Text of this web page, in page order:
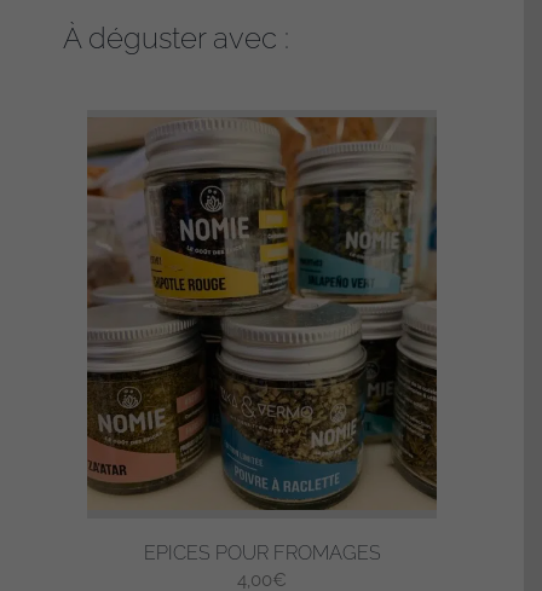
À déguster avec :
EPICES POUR FROMAGES
4,00€